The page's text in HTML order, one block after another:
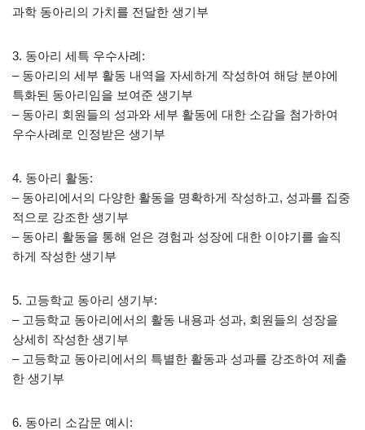
과학 동아리의 가치를 전달한 생기부
3. 동아리 세특 우수사례:
– 동아리의 세부 활동 내역을 자세하게 작성하여 해당 분야에
특화된 동아리임을 보여준 생기부
– 동아리 회원들의 성과와 세부 활동에 대한 소감을 첨가하여
우수사례로 인정받은 생기부
4. 동아리 활동:
– 동아리에서의 다양한 활동을 명확하게 작성하고, 성과를 집중
적으로 강조한 생기부
– 동아리 활동을 통해 얻은 경험과 성장에 대한 이야기를 솔직
하게 작성한 생기부
5. 고등학교 동아리 생기부:
– 고등학교 동아리에서의 활동 내용과 성과, 회원들의 성장을
상세히 작성한 생기부
– 고등학교 동아리에서의 특별한 활동과 성과를 강조하여 제출
한 생기부
6. 동아리 소감문 예시: